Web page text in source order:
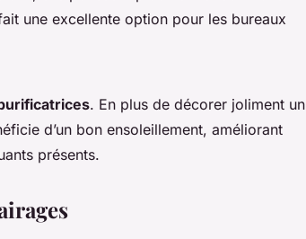
une excellente option pour les bureaux
. En plus de décorer joliment un
d’un bon ensoleillement, améliorant
présents.